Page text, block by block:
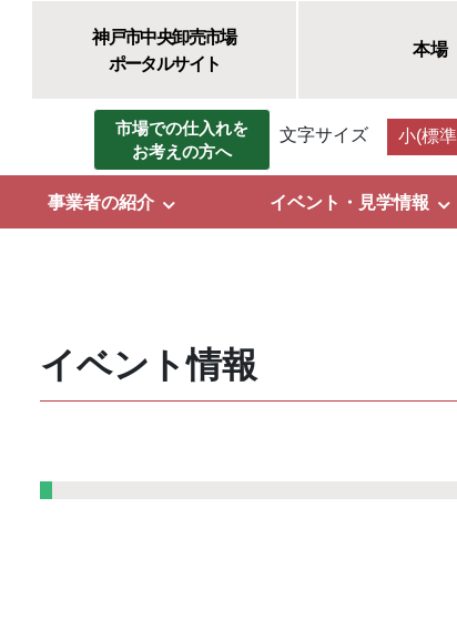
神戸市中央卸売市場
ポータルサイト
本場
市場での仕入れを
お考えの方へ
文字サイズ 小(標
事業者の紹介 イベント・見学情報
イベント情報